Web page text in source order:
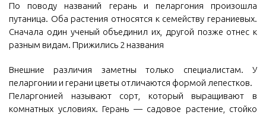
По поводу названий герань и пеларгония произошла
путаница. Оба растения относятся к семейству гераниевых.
Сначала один ученый объединил их, другой позже отнес к
разным видам. Прижились 2 названия
Внешние различия заметны только специалистам. У
пеларгонии и герани цветы отличаются формой лепестков.
Пеларгонией называют сорт, который выращивают в
комнатных условиях. Герань — садовое растение, стойко